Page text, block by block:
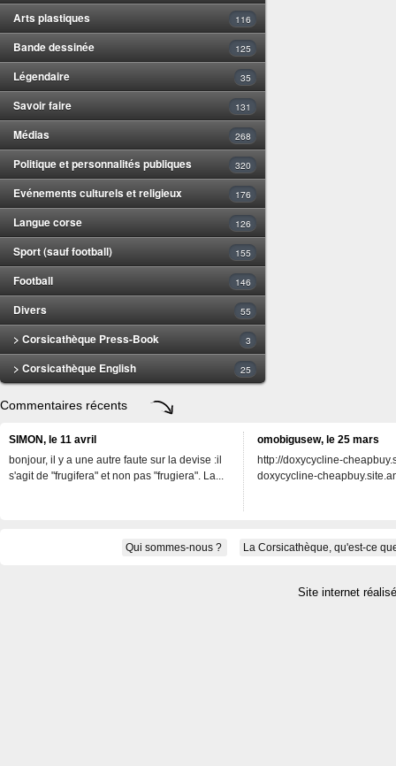
Arts plastiques 116
Bande dessinée 125
Légendaire 35
Savoir faire 131
Médias 268
Politique et personnalités publiques 320
Evénements culturels et religieux 176
Langue corse 126
Sport (sauf football) 155
Football 146
Divers 55
> Corsicathèque Press-Book 3
> Corsicathèque English 25
Commentaires récents
SIMON, le 11 avril
bonjour, il y a une autre faute sur la devise :il
s'agit de "frugifera" et non pas "frugiera". La...
omobigusew, le 25 mars
http://doxycycline-
doxycycline-
Qui sommes-nous ? La Corsicathèque, qu'est-ce
Site internet